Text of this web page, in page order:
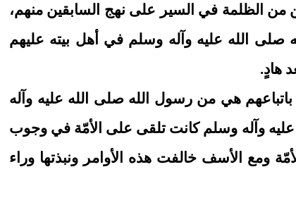
من الظلمة في السير على نهج السابقين منهم،
الله عليه وآله وسلم في أهل بيته عليهم
هادٍ.
باتباعهم هي من رسول الله صلى الله عليه وآله
عليه وآله وسلم كانت تلقى على الأمّة في وجوب
ومع الأسف خالفت هذه الأوامر ونبذتها وراء